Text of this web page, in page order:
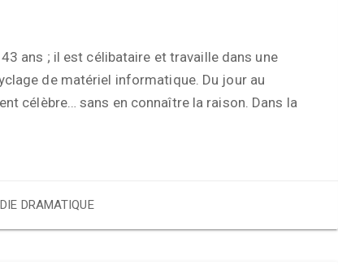
ans ; il est célibataire et travaille dans une
de matériel informatique. Du jour au
célèbre… sans en connaître la raison. Dans la
DRAMATIQUE